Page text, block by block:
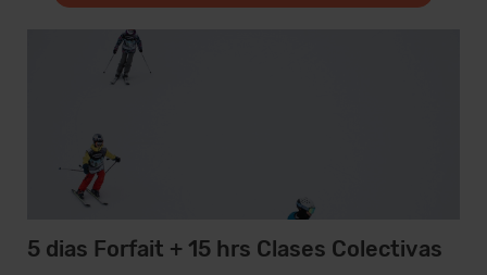
5 dias Forfait + 15 hrs Clases Colectivas